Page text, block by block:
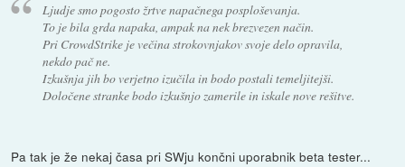
Ljudje smo pogosto žrtve napačnega posploševanja.
To je bila grda napaka, ampak na nek brezvezen način.
Pri CrowdStrike je večina strokovnjakov svoje delo opravila,
nekdo pač ne.
Izkušnja jih bo verjetno izučila in bodo postali temeljitejši.
Določene stranke bodo izkušnjo zamerile in iskale nove rešitve.
Pa tak je že nekaj časa pri SWju končni uporabnik beta tester...